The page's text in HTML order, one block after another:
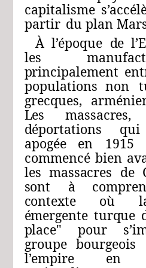
capitalisme
partir du plan
À l’époque de
les
principalement
populations non
grecques,
Les
massacres,
déportations
qui
apogée
en 1915
commencé bien
les massacres de
sont
à
contexte
où
émergente turque
place"
pour
groupe bourgeois
l’empire
en